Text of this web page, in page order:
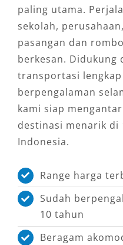
paling utama.
sekolah,
pasangan dan
berkesan. Didukung
transportasi
berpengalaman
kami siap
destinasi menarik
Indonesia.
Range harga
Sudah
10 tahun
Beragam